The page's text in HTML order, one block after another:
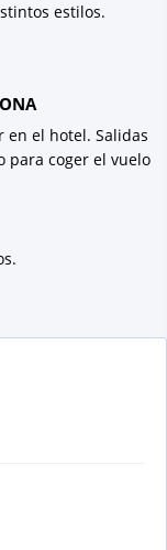
estilos.
el hotel. Salidas
para coger el vuelo